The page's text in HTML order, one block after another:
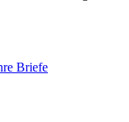
Briefe